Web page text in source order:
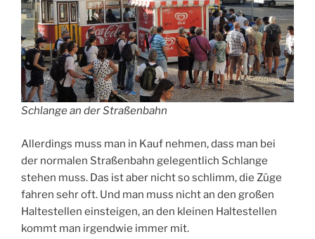
Schlange an der Straßenbahn
Allerdings muss man in Kauf nehmen, dass man bei
der normalen Straßenbahn gelegentlich Schlange
stehen muss. Das ist aber nicht so schlimm, die Züge
fahren sehr oft. Und man muss nicht an den großen
Haltestellen einsteigen, an den kleinen Haltestellen
kommt man irgendwie immer mit.